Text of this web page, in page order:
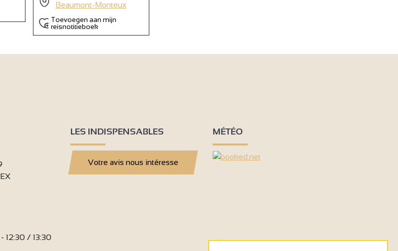
Beaumont-Monteux
Toevoegen aan mijn
reisnotitieboek
12:30 / 13:30
LES INDISPENSABLES
Votre avis nous intéresse
MÉTÉO